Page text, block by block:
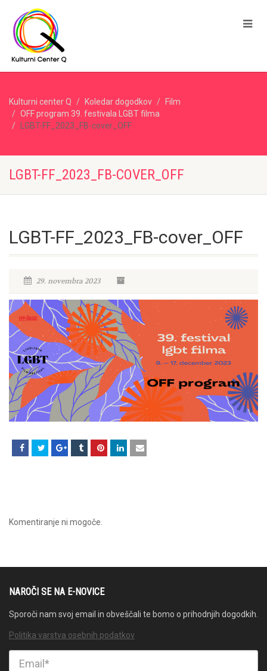
Kulturni center Q Koledar dogodkov
Film
OFF program 39. festivala LGBT filma
LGBT-FF_2023_FB-cover_OFF
LGBT-FF_2023_FB-COVER_OFF
LGBT-FF_2023_FB-cover_OFF
29. novembra 2023
Komentiranje ni mogoče.
NAROČI SE NA E-NOVICE
Sporoči nam svoj email in obveščali te bomo o prihodnjih dogodkih.
Politika varstva osebnih podatkov